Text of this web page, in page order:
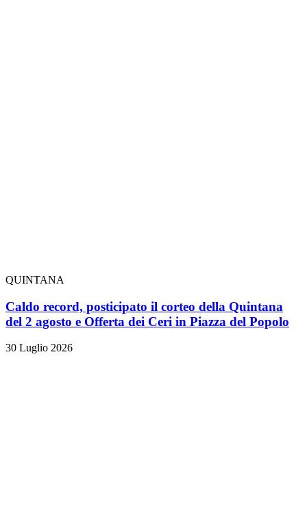
QUINTANA
Caldo record, posticipato il corteo della Quintana
del 2 agosto e Offerta dei Ceri in Piazza del Popolo
30 Luglio 2026